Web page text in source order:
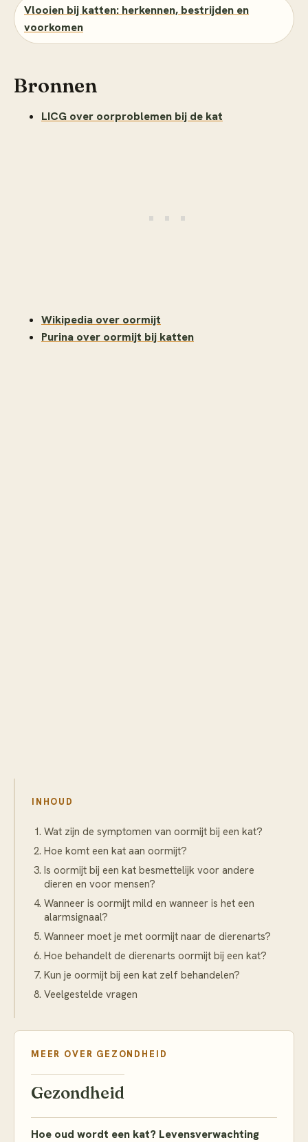
Vlooien bij katten: herkennen, bestrijden en
voorkomen
Bronnen
LICG over oorproblemen bij de kat
Wikipedia over oormijt
Purina over oormijt bij katten
INHOUD
Wat zijn de symptomen van oormijt bij een kat?
Hoe komt een kat aan oormijt?
Is oormijt bij een kat besmettelijk voor andere
dieren en voor mensen?
Wanneer is oormijt mild en wanneer is het een
alarmsignaal?
Wanneer moet je met oormijt naar de dierenarts?
Hoe behandelt de dierenarts oormijt bij een kat?
Kun je oormijt bij een kat zelf behandelen?
Veelgestelde vragen
MEER OVER GEZONDHEID
Gezondheid
Hoe oud wordt een kat? Levensverwachting